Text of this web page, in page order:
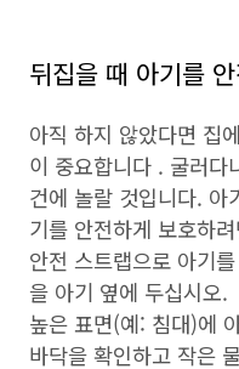
뒤집을 때 아기를
아직 하지 않았다면 집
이 중요합니다 . 굴러다
건에 놀랄 것입니다. 아
기를 안전하게 보호하
안전 스트랩으로 아기
을 아기 옆에 두십시오.
높은 표면(예: 침대)에
바닥을 확인하고 작은